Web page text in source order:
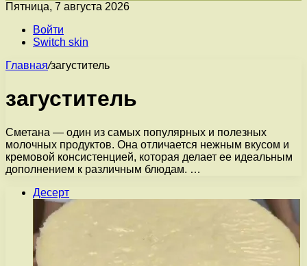
Пятница, 7 августа 2026
Войти
Switch skin
Главная/загуститель
загуститель
Сметана — один из самых популярных и полезных
молочных продуктов. Она отличается нежным вкусом и
кремовой консистенцией, которая делает ее идеальным
дополнением к различным блюдам. …
Десерт